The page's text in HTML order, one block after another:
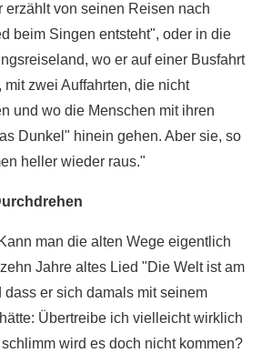
erzählt von seinen Reisen nach
beim Singen entsteht", oder in die
wo er auf einer Busfahrt
zwei Auffahrten, die nicht
und wo die Menschen mit ihren
Dunkel" hinein gehen. Aber sie, so
heller wieder raus."
man die alten Wege eigentlich
Jahre altes Lied "Die Welt ist am
er sich damals mit seinem
Übertreibe ich vielleicht wirklich
wird es doch nicht kommen?